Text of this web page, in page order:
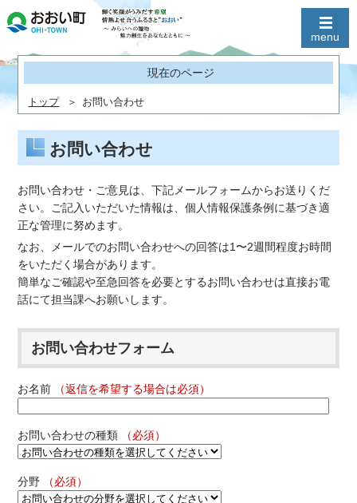
現在のページ
トップ お問い合わせ
お問い合わせ
お問い合わせ・ご意見は、下記メールフォームからお送りくだ
さい。ご記入いただいた情報は、個人情報保護条例に基づき適
正な管理に努めます。
なお、メールでのお問い合わせへの回答は1〜2週間程度お時間
をいただく場合があります。
簡単なご確認や至急回答を必要とするお問い合わせは直接お電
話にて担当課へお願いします。
お問い合わせフォーム
お名前 （返信を希望する場合は必須）
お問い合わせの種類 （必須）
分野 （必須）